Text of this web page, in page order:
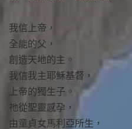
我信上帝，
全能的父，
創造天地的主。
我信我主耶穌基督，
上帝的獨生子。
祂從聖靈感孕，
由童貞女馬利亞所生，